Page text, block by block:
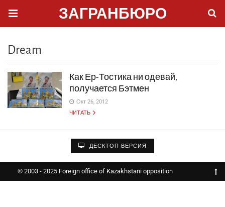
ЗАГРАНБЮРО
Dream
Как Ер-Тостика ни одевай,
получается Бэтмен
Окт 26, 2012
ЧИТАТЬ
ДЕСКТОП ВЕРСИЯ
© 2003 - 2025 Foreign office of Kazakhstani opposition